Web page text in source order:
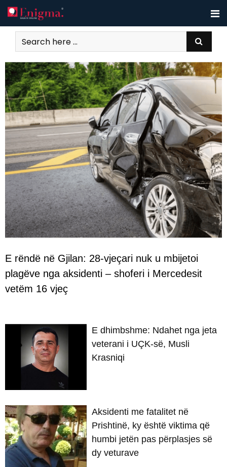
E rëndë në Gjilan: 28-vjeçari nuk u mbijetoi
plagëve nga aksidenti – shoferi i Mercedesit
vetëm 16 vjeç
E dhimbshme: Ndahet nga jeta
veterani i UÇK-së, Musli
Krasniqi
Aksidenti me fatalitet në
Prishtinë, ky është viktima që
humbi jetën pas përplasjes së
dy veturave